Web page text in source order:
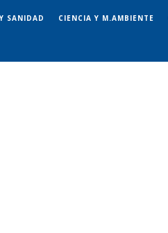
SANIDAD CIENCIA Y M.AMBIENTE